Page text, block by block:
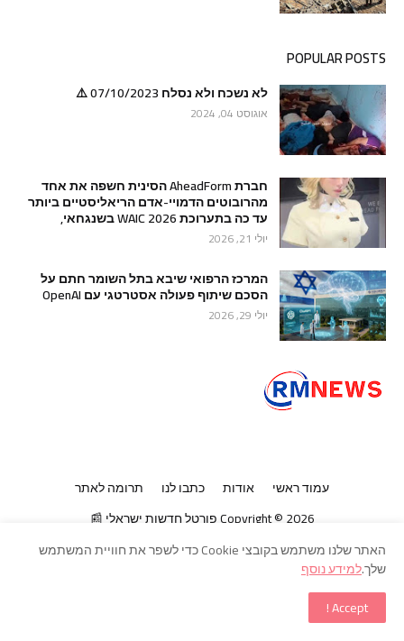
POPULAR POSTS
לא נשכח ולא נסלח 07/10/2023 ⚠️
אוגוסט 04, 2024
חברת AheadForm הסינית חשפה את אחד
מהרובוטים הדמויי-אדם הריאליסטיים ביותר
עד כה בתערוכת WAIC 2026 בשנגחאי,
יולי 21, 2026
המרכז הרפואי שיבא בתל השומר חתם על
הסכם שיתוף פעולה אסטרטגי עם OpenAI
יולי 29, 2026
Copyright ©2026 פורטל חדשות ישראלי 📰
עמוד ראשי אודות כתבו לנו תרומה לאתר
האתר שלנו משתמש בקובצי Cookie כדי לשפר את חוויית המשתמש
שלך.למידע נוסף
Accept !